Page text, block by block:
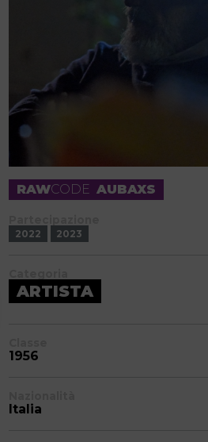
RAWCODE AUBAXS
2022 2023
ARTISTA
1956
Italia